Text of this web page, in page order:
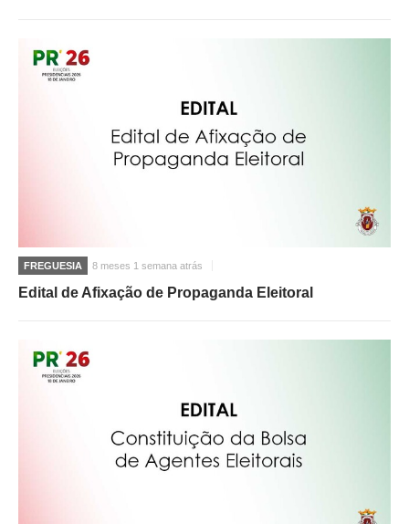
FREGUESIA 8 meses 1 semana atrás
Edital de Afixação de Propaganda Eleitoral